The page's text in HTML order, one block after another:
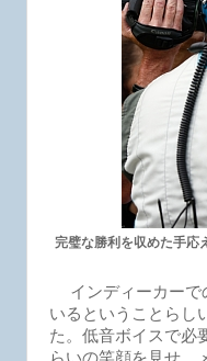
完璧な勝利を収めた手
インディーカーで
いるということらし
た。低音ボイスで必